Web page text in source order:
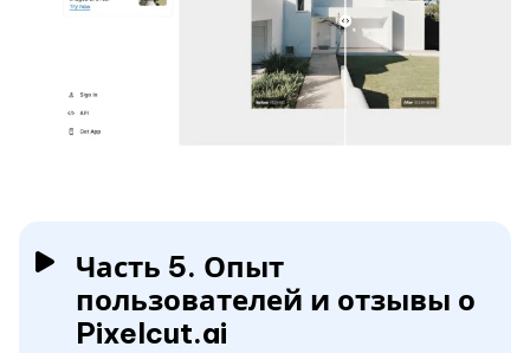
Часть 5. Опыт
пользователей и отзывы о
Pixelcut.ai